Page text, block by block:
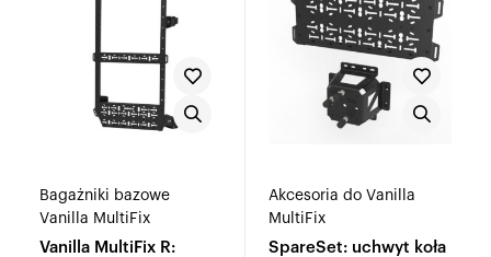
Bagażniki bazowe
Vanilla MultiFix
Vanilla MultiFix R:
Akcesoria do Vanilla
MultiFix
SpareSet: uchwyt koła